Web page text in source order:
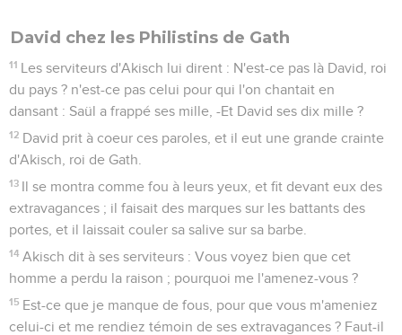
David chez les Philistins de Gath
11 Les serviteurs d'Akisch lui dirent : N'est-ce pas là David, roi
du pays ? n'est-ce pas celui pour qui l'on chantait en
dansant : Saül a frappé ses mille, -Et David ses dix mille ?
12 David prit à coeur ces paroles, et il eut une grande crainte
d'Akisch, roi de Gath.
13 Il se montra comme fou à leurs yeux, et fit devant eux des
extravagances ; il faisait des marques sur les battants des
portes, et il laissait couler sa salive sur sa barbe.
14 Akisch dit à ses serviteurs : Vous voyez bien que cet
homme a perdu la raison ; pourquoi me l'amenez-vous ?
15 Est-ce que je manque de fous, pour que vous m'ameniez
celui-ci et me rendiez témoin de ses extravagances ? Faut-il